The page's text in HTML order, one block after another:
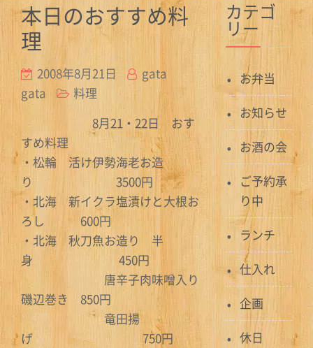
本日のおすすめ料
理
2008年8月21日
gata
gata
料理
8月21・22日 おす
すめ料理
・松輪 活け伊勢海老お造
り 3500円
・北海 新イクラ塩漬けと大根お
ろし 600円
・北海 秋刀魚お造り 半
身 450円
唐辛子肉味噌入り
磯辺巻き 850円
竜田揚
げ 750円
カテゴ
リー
お弁当
お知らせ
お酒の会
ご予約承
り中
ランチ
仕入れ
企画
休日